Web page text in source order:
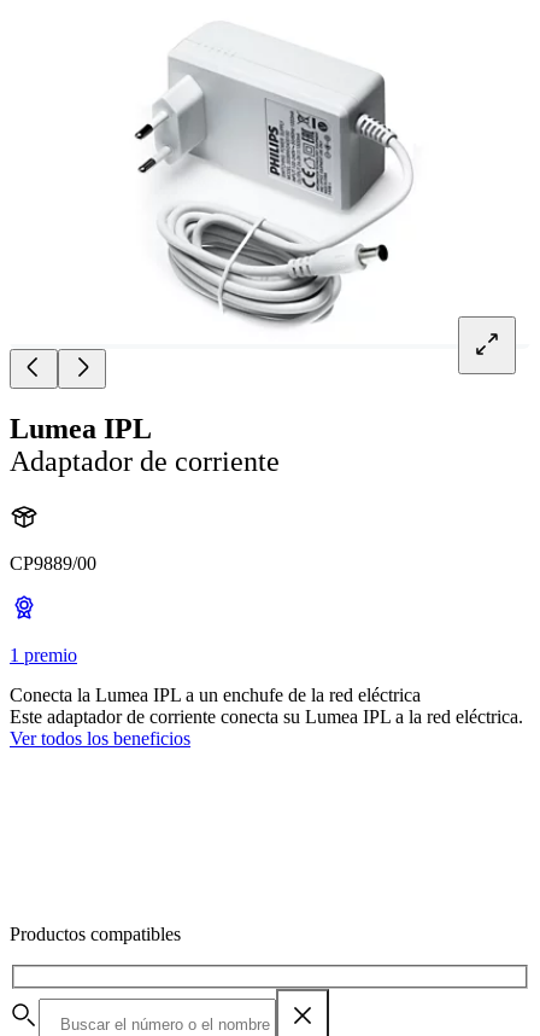
Lumea IPL
Adaptador de corriente
CP9889/00
1 premio
Conecta la Lumea IPL a un enchufe de la red eléctrica
Este adaptador de corriente conecta su Lumea IPL a la red eléctrica.
Ver todos los beneficios
Productos compatibles